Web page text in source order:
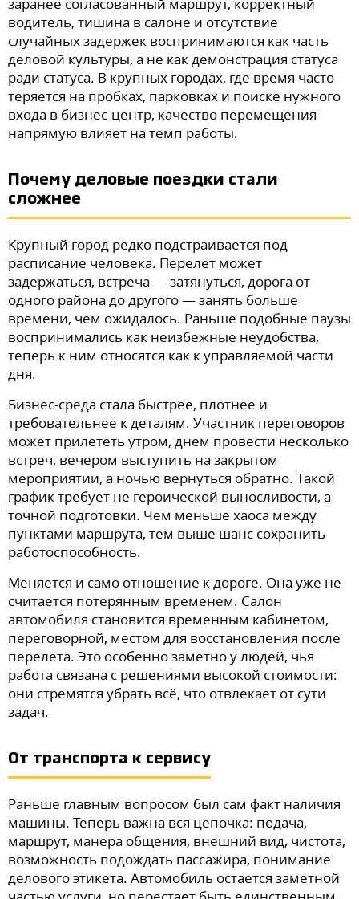
водитель, тишина в салоне и отсутствие
случайных задержек воспринимаются как часть
деловой культуры, а не как демонстрация статуса
ради статуса. В крупных городах, где время часто
теряется на пробках, парковках и поиске нужного
входа в бизнес-центр, качество перемещения
напрямую влияет на темп работы.
Почему деловые поездки стали
сложнее
Крупный город редко подстраивается под
расписание человека. Перелет может
задержаться, встреча — затянуться, дорога от
одного района до другого — занять больше
времени, чем ожидалось. Раньше подобные паузы
воспринимались как неизбежные неудобства,
теперь к ним относятся как к управляемой части
дня.
Бизнес-среда стала быстрее, плотнее и
требовательнее к деталям. Участник переговоров
может прилететь утром, днем провести несколько
встреч, вечером выступить на закрытом
мероприятии, а ночью вернуться обратно. Такой
график требует не героической выносливости, а
точной подготовки. Чем меньше хаоса между
пунктами маршрута, тем выше шанс сохранить
работоспособность.
Меняется и само отношение к дороге. Она уже не
считается потерянным временем. Салон
автомобиля становится временным кабинетом,
переговорной, местом для восстановления после
перелета. Это особенно заметно у людей, чья
работа связана с решениями высокой стоимости:
они стремятся убрать всё, что отвлекает от сути
задач.
От транспорта к сервису
Раньше главным вопросом был сам факт наличия
машины. Теперь важна вся цепочка: подача,
маршрут, манера общения, внешний вид, чистота,
возможность подождать пассажира, понимание
делового этикета. Автомобиль остается заметной